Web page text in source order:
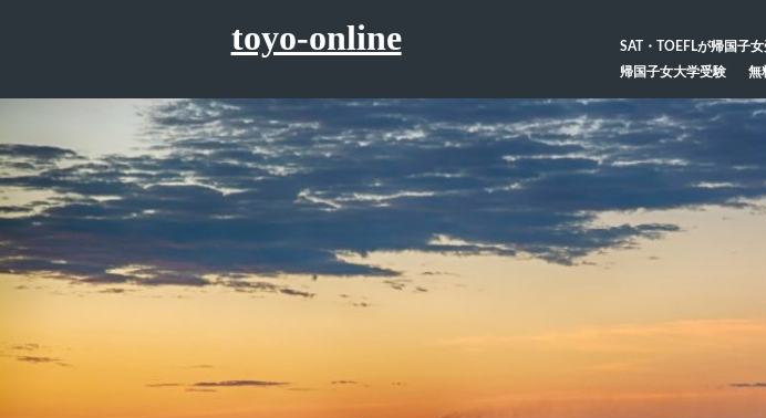
へ
ス
キ
ッ
プ
toyo-online SAT・TOEFLが帰国子
帰国子女大学受験
無